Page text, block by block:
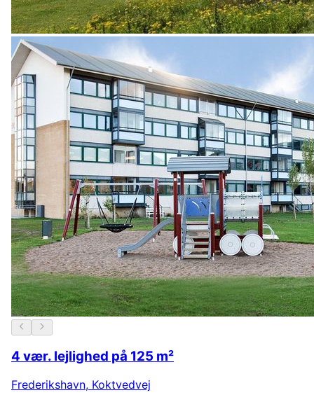
4 vær. lejlighed på 125 m²
Frederikshavn, Koktvedvej